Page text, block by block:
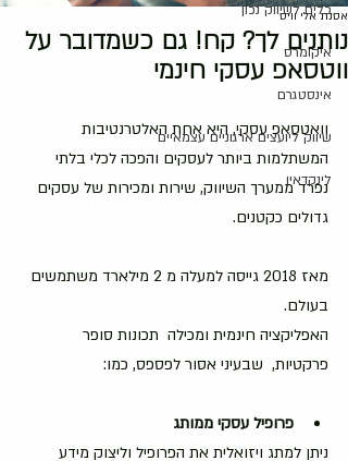
כלים לשיווק נכון
איקומרס
אינסטגרם
שיווק ליועצים ארגוניים עצמאיים
לינקדאין
נותנים לך? קח! גם כשמדובר על
ווטסאפ עסקי חינמי
אסנת אלי וויס
וואטסאפ עסקי, היא אחת האלטרנטיבות
המשתלמות ביותר לעסקים והפכה לכלי בלתי
נפרד ממערך השיווק, שירות ומכירות של עסקים
גדולים כקטנים.
מאז 2018 גייסה למעלה מ 2 מילארד משתמשים
בעולם.
האפליקציה חינמית ומכילה  תכונות סופר
פרקטיות,  שבעיני אסור לפספס, כמו:
פרופיל עסקי ממותג
ניתן למתג ויזואלית את הפרופיל וליצוק מידע